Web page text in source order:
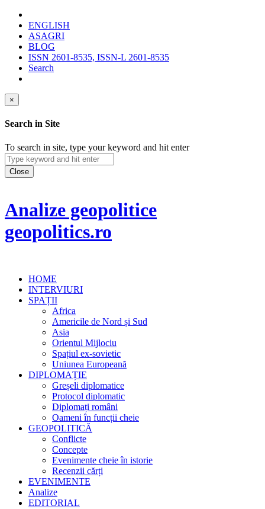
ENGLISH
ASAGRI
BLOG
ISSN 2601-8535, ISSN-L 2601-8535
Search
×
Search in Site
To search in site, type your keyword and hit enter
Close
Analize geopolitice
geopolitics.ro
HOME
INTERVIURI
SPAȚII
Africa
Americile de Nord și Sud
Asia
Orientul Mijlociu
Spațiul ex-sovietic
Uniunea Europeană
DIPLOMAȚIE
Greșeli diplomatice
Protocol diplomatic
Diplomați români
Oameni în funcții cheie
GEOPOLITICĂ
Conflicte
Concepte
Evenimente cheie în istorie
Recenzii cărți
EVENIMENTE
Analize
EDITORIAL